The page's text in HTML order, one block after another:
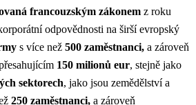
francouzským zákonem z roku
odpovědnosti na širší evropský
s více než 500 zaměstnanci, a zároveň
150 milionů eur, stejně jako
sektorech, jako jsou zemědělství a
250 zaměstnanci, a zároveň